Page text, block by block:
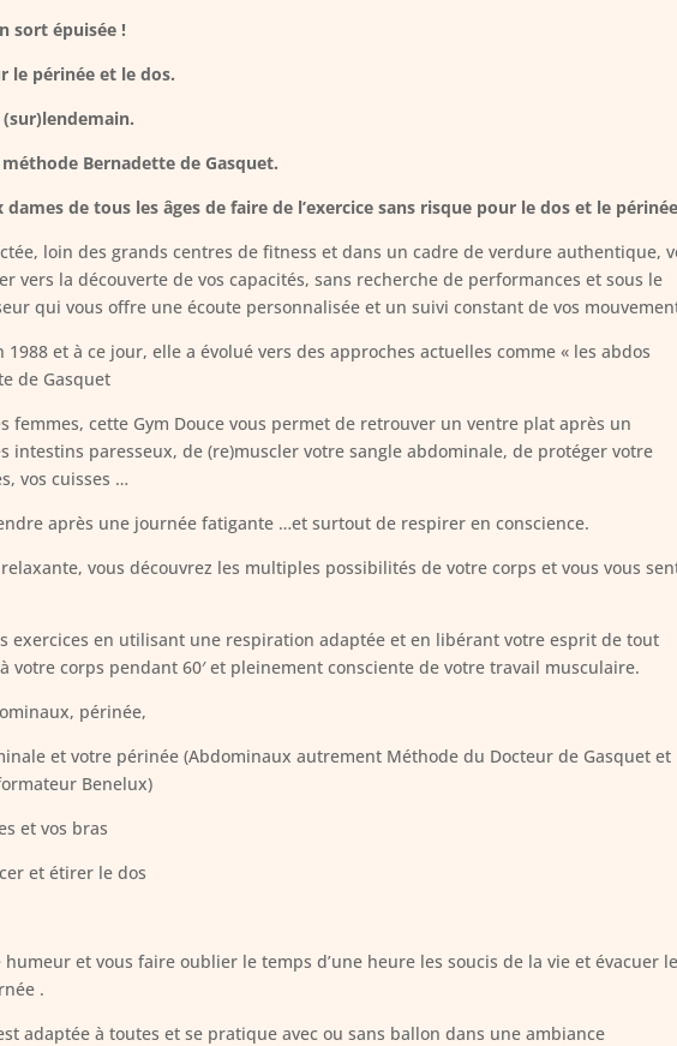
sort épuisée !
le périnée et le dos.
Bernadette de Gasquet.
de tous les âges de faire de l’exercice sans risque pour le dos et le
loin des grands centres de fitness et dans un cadre de verdure authentique,
vers la découverte de vos capacités, sans recherche de performances et sous le
qui vous offre une écoute personnalisée et un suivi constant de vos
1988 et à ce jour, elle a évolué vers des approches actuelles comme « les abdos
de Gasquet
femmes, cette Gym Douce vous permet de retrouver un ventre plat après un
intestins paresseux, de (re)muscler votre sangle abdominale, de protéger votre
vos cuisses …
après une journée fatigante …et surtout de respirer en conscience.
vous découvrez les multiples possibilités de votre corps et vous vous
exercices en utilisant une respiration adaptée et en libérant votre esprit de tout
votre corps pendant 60′ et pleinement consciente de votre travail musculaire.
périnée,
et votre périnée (Abdominaux autrement Méthode du Docteur de Gasquet et
Benelux)
et vos bras
et étirer le dos
et vous faire oublier le temps d’une heure les soucis de la vie et évacuer
.
adaptée à toutes et se pratique avec ou sans ballon dans une ambiance